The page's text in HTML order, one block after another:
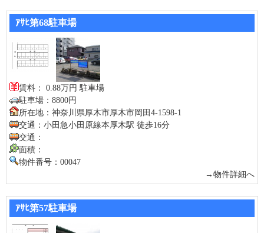
ｱｻﾋ第68駐車場
賃料： 0.88万円 駐車場
駐車場：8800円
所在地：神奈川県厚木市厚木市岡田4-1598-1
交通：小田急小田原線本厚木駅 徒歩16分
交通：
面積：
物件番号：00047
→物件詳細へ
ｱｻﾋ第57駐車場